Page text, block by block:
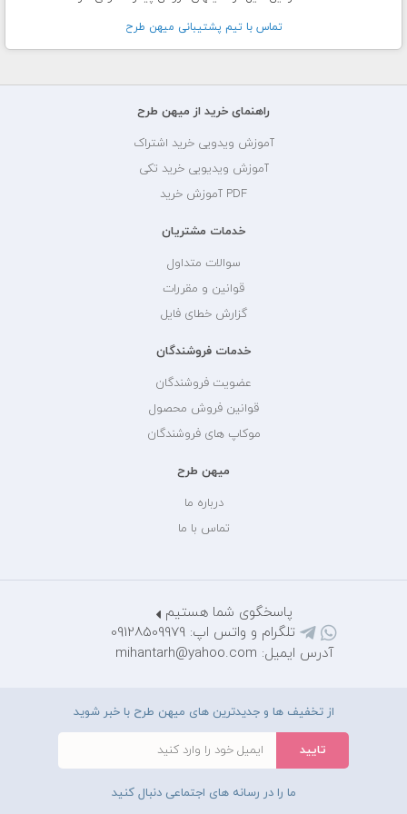
تماس با تيم پشتيبانی ميهن طرح
راهنمای خرید از میهن طرح
آموزش ویدویی خرید اشتراک
آموزش ویدیویی خرید تکی
PDF آموزش خرید
خدمات مشتریان
سوالات متداول
قوانین و مقررات
گزارش خطای فایل
خدمات فروشندگان
عضویت فروشندگان
قوانین فروش محصول
موکاپ های فروشندگان
میهن طرح
درباره ما
تماس با ما
پاسخگوی شما هستیم
تلگرام و واتس اپ: 09128509979
آدرس ایمیل: mihantarh@yahoo.com
از تخفیف ها و جدیدترین های میهن طرح با خبر شوید
ما را در رسانه های اجتماعی دنبال کنید